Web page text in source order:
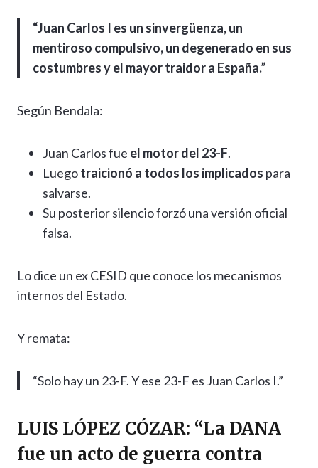
“Juan Carlos I es un sinvergüenza, un
mentiroso compulsivo, un degenerado en sus
costumbres y el mayor traidor a España.”
Según Bendala:
Juan Carlos fue el motor del 23-F.
Luegotraicionó a todos los implicados para
salvarse.
Su posterior silencio forzó una versión oficial
falsa.
Lo dice un ex CESID que conoce los mecanismos
internos del Estado.
Y remata:
“Solo hay un 23-F. Y ese 23-F es Juan Carlos I.”
LUIS LÓPEZ CÓZAR: “La DANA
fue un acto de guerra contra